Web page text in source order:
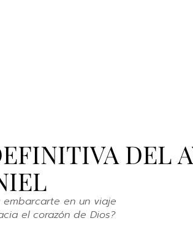
DEL
embarcarte en un viaje
el corazón de Dios?